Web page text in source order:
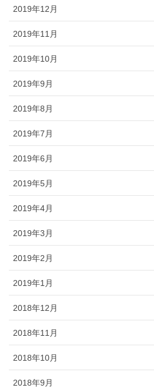
2019年12月
2019年11月
2019年10月
2019年9月
2019年8月
2019年7月
2019年6月
2019年5月
2019年4月
2019年3月
2019年2月
2019年1月
2018年12月
2018年11月
2018年10月
2018年9月